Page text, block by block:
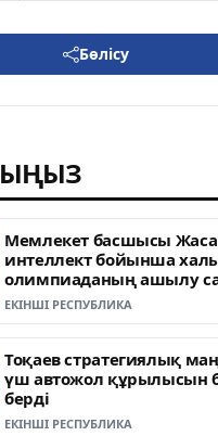
Бөлісу
Мемлекет басшысы
интеллект бойынша
олимпиаданың ашылу
қатысты
ЕКІНШІ РЕСПУБЛИКА
Тоқаев стратегиялық
үш автожол құрылысын
берді
ЕКІНШІ РЕСПУБЛИКА